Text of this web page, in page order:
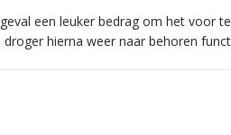
een leuker bedrag om het voor
droger hierna weer naar behoren